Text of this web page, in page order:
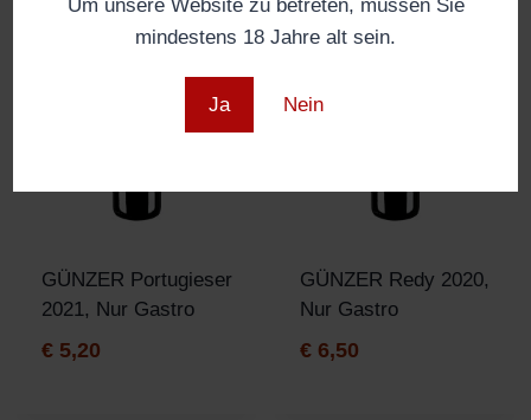
Um unsere Website zu betreten, müssen Sie
mindestens 18 Jahre alt sein.
Ja Nein
GÜNZER Portugieser
2021, Nur Gastro
€5,20
GÜNZER Redy 2020,
Nur Gastro
€6,50